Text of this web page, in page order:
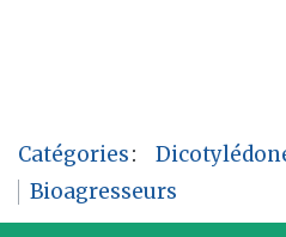
Catégories:
Bioagresseurs